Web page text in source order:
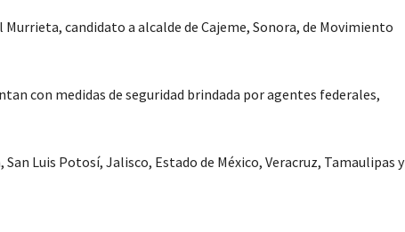
candidato a alcalde de Cajeme, Sonora, de Movimiento
con medidas de seguridad brindada por agentes federales,
Luis Potosí, Jalisco, Estado de México, Veracruz, Tamaulipas y